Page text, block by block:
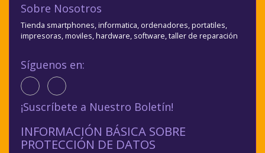
Sobre Nosotros
Tienda smartphones, informatica, ordenadores, portatiles,
impresoras, moviles, hardware, software, taller de reparación
Síguenos en:
¡Suscríbete a Nuestro Boletín!
INFORMACIÓN BÁSICA SOBRE
PROTECCIÓN DE DATOS